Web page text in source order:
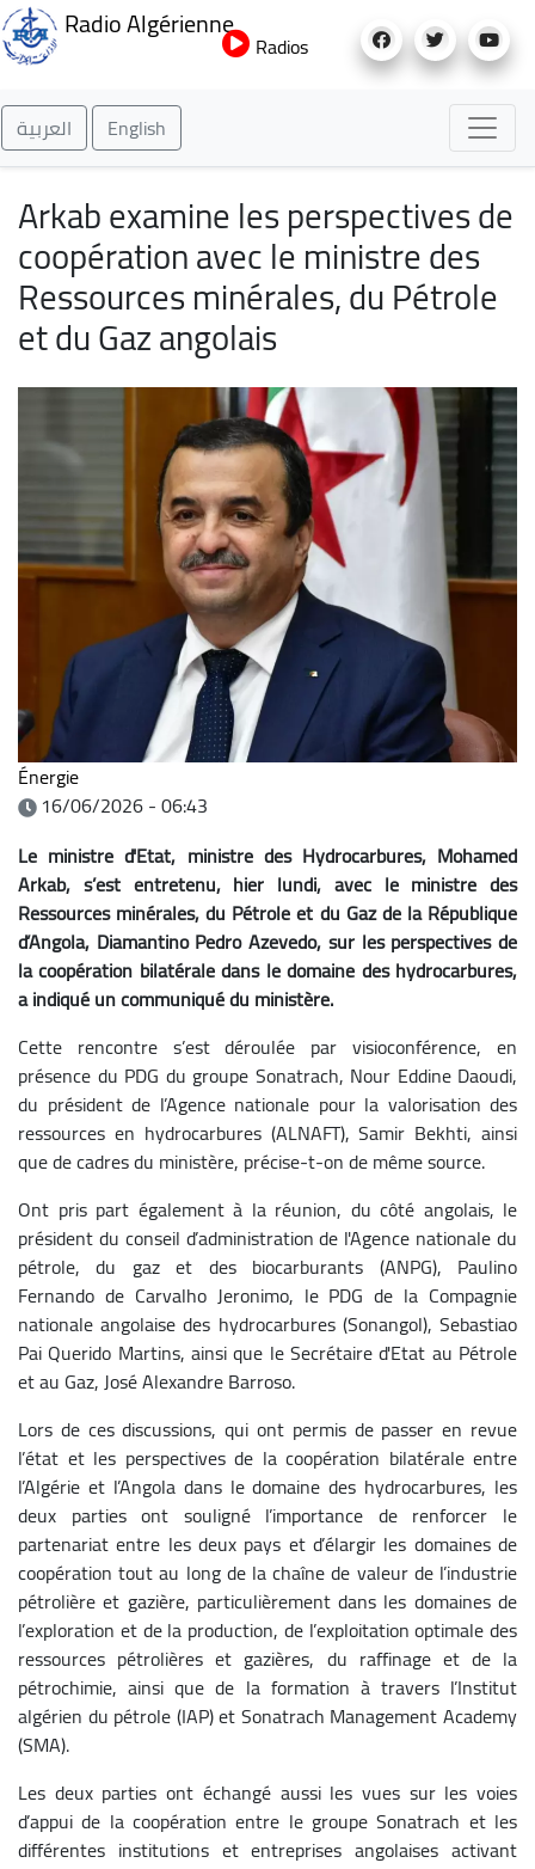
au
Radio Algérienne
Radios
العربية English
Arkab examine les perspectives de
coopération avec le ministre des
Ressources minérales, du Pétrole
et du Gaz angolais
Énergie
16/06/2026 - 06:43
Le ministre d'Etat, ministre des Hydrocarbures, Mohamed
Arkab, s’est entretenu, hier lundi, avec le ministre des
Ressources minérales, du Pétrole et du Gaz de la République
d’Angola, Diamantino Pedro Azevedo, sur les perspectives de
la coopération bilatérale dans le domaine des hydrocarbures,
a indiqué un communiqué du ministère.
Cette rencontre s’est déroulée par visioconférence, en
présence du PDG du groupe Sonatrach, Nour Eddine Daoudi,
du président de l’Agence nationale pour la valorisation des
ressources en hydrocarbures (ALNAFT), Samir Bekhti, ainsi
que de cadres du ministère, précise-t-on de même source.
Ont pris part également à la réunion, du côté angolais, le
président du conseil d’administration de l'Agence nationale du
pétrole, du gaz et des biocarburants (ANPG), Paulino
Fernando de Carvalho Jeronimo, le PDG de la Compagnie
nationale angolaise des hydrocarbures (Sonangol), Sebastiao
Pai Querido Martins, ainsi que le Secrétaire d'Etat au Pétrole
et au Gaz, José Alexandre Barroso.
Lors de ces discussions, qui ont permis de passer en revue
l’état et les perspectives de la coopération bilatérale entre
l’Algérie et l’Angola dans le domaine des hydrocarbures, les
deux parties ont souligné l’importance de renforcer le
partenariat entre les deux pays et d’élargir les domaines de
coopération tout au long de la chaîne de valeur de l’industrie
pétrolière et gazière, particulièrement dans les domaines de
l’exploration et de la production, de l’exploitation optimale des
ressources pétrolières et gazières, du raffinage et de la
pétrochimie, ainsi que de la formation à travers l’Institut
algérien du pétrole (IAP) et Sonatrach Management Academy
(SMA).
Les deux parties ont échangé aussi les vues sur les voies
d’appui de la coopération entre le groupe Sonatrach et les
différentes institutions et entreprises angolaises activant